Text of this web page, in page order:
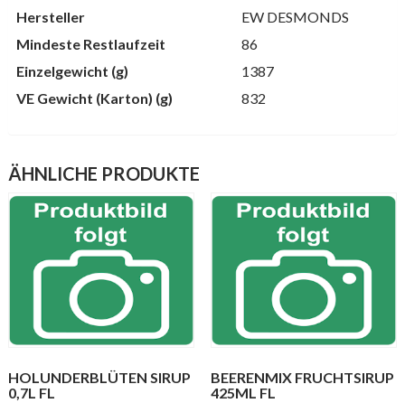
Hersteller
EW DESMONDS
Mindeste Restlaufzeit
86
Einzelgewicht (g)
1387
VE Gewicht (Karton) (g)
832
ÄHNLICHE PRODUKTE
HOLUNDERBLÜTEN SIRUP
0,7L FL
BEERENMIX FRUCHTSIRUP
425ML FL